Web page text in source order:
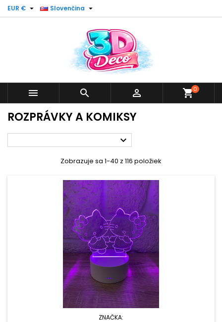
EUR €  Slovenčina 
   shopping_cart0
ROZPRÁVKY A KOMIKSY

Zobrazuje sa 1-40 z 116 položiek
ZNAČKA: